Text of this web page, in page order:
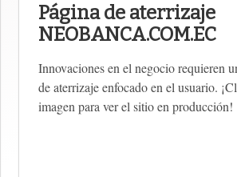
Página de aterrizaje
NEOBANCA.COM.EC
Innovaciones en el negocio requieren
de aterrizaje enfocado en el usuario.
imagen para ver el sitio en producción!